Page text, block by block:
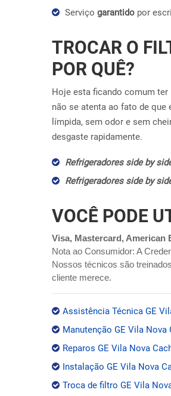
Serviço garantido por
TROCAR O
POR QUÊ?
Hoje esta ficando comum ter
não se atenta ao fato de que
límpida, sem odor e sem
desgaste rapidamente.
Refrigeradores side by
Refrigeradores side by
VOCÊ PODE
Visa, Mastercard, American
Nota ao Consumidor: A
Nossos técnicos são
cliente merece.
Assistência Técnica GE
Manutenção GE Vila
Reparos GE Vila Nova
Instalação GE Vila Nova
Troca de filtro GE Vila